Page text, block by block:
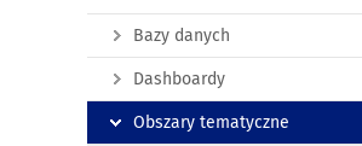
Bazy danych
Dashboardy
Obszary tematyczne